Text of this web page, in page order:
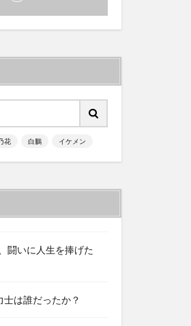
花 白鵬 イケメン
闘いに人生を捧げた
は誰だったか？